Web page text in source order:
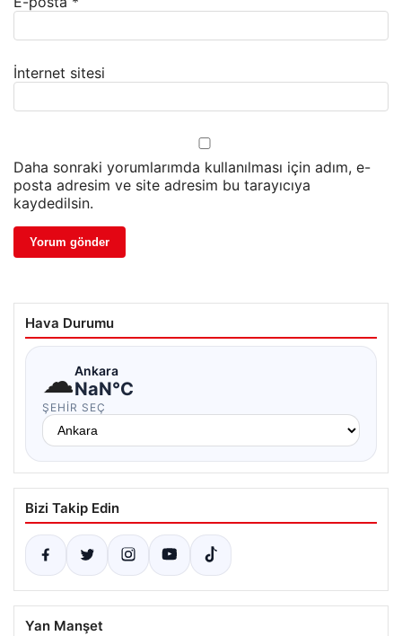
İnternet sitesi
Daha sonraki yorumlarımda kullanılması için adım, e-
posta adresim ve site adresim bu tarayıcıya
kaydedilsin.
Hava Durumu
☁Ankara
NaN°C
ŞEHIR SEÇ
Bizi Takip Edin
Yan Manşet